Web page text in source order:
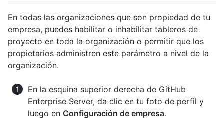
En todas las organizaciones que son propiedad de tu
empresa, puedes habilitar o inhabilitar tableros de
proyecto en toda la organización o permitir que los
propietarios administren este parámetro a nivel de la
organización.
En la esquina superior derecha de GitHub
Enterprise Server, da clic en tu foto de perfil y
luego en Configuración de empresa.